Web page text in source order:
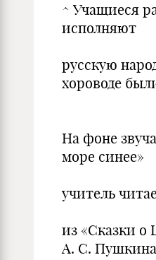
^ Учащиеся
исполняют
русскую
хороводе
На фоне
море синее»
учитель
из «Сказки о
А. С.